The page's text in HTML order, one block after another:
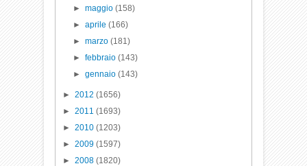
► maggio (158)
► aprile (166)
► marzo (181)
► febbraio (143)
► gennaio (143)
►2012(1656)
►2011(1693)
►2010(1203)
►2009(1597)
►2008(1820)